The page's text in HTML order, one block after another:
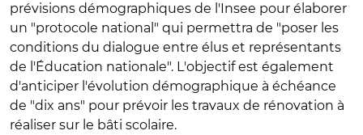
prévisions démographiques de l'Insee pour élaborer
un "protocole national" qui permettra de "poser les
conditions du dialogue entre élus et représentants
de l'Éducation nationale". L'objectif est également
d'anticiper l'évolution démographique à échéance
de "dix ans" pour prévoir les travaux de rénovation à
réaliser sur le bâti scolaire.